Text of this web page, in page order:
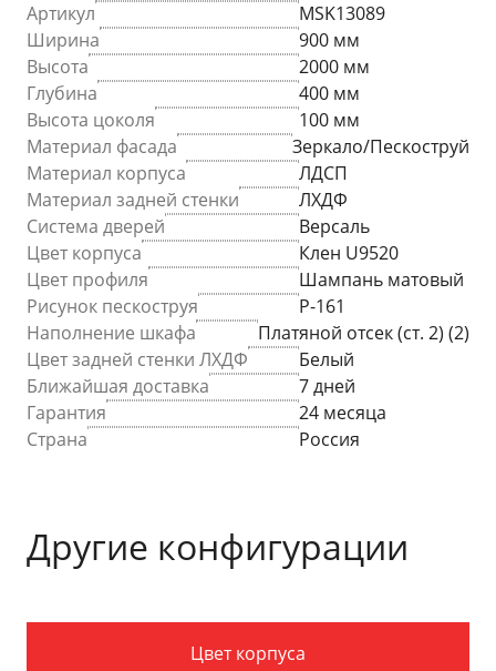
Артикул
MSK13089
Ширина
900 мм
Высота
2000 мм
Глубина
400 мм
Высота цоколя
100 мм
Материал фасада
Зеркало/Пескоструй
Материал корпуса
ЛДСП
Материал задней стенки
ЛХДФ
Система дверей
Версаль
Цвет корпуса
Клен U9520
Цвет профиля
Шампань матовый
Рисунок пескоструя
P-161
Наполнение шкафа
Платяной отсек (ст. 2) (2)
Цвет задней стенки ЛХДФ
Белый
Ближайшая доставка
7 дней
Гарантия
24 месяца
Страна
Россия
Другие конфигурации
Цвет корпуса